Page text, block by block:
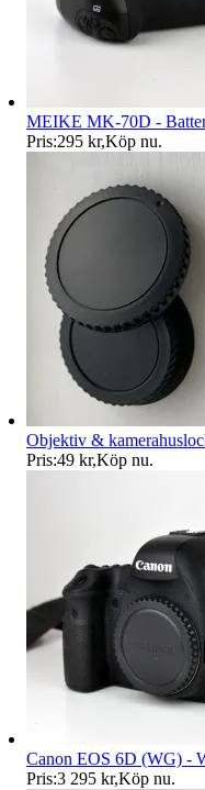
MEIKE MK-70D -
Pris:295 kr,Köp nu.
Objektiv &
Pris:49 kr,Köp nu.
Canon EOS 6D (WG) -
Pris:3 295 kr,Köp nu.